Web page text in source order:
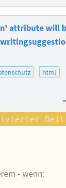
attribute will
html
- wenn: